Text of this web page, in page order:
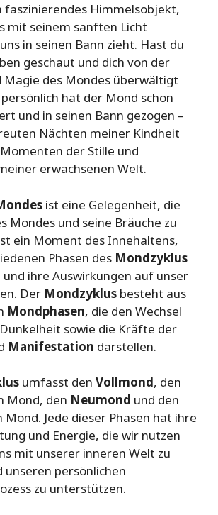
faszinierendes Himmelsobjekt,
mit seinem sanften Licht
in seinen Bann zieht. Hast du
geschaut und dich von der
Magie des Mondes überwältigt
hat der Mond schon
und in seinen Bann gezogen –
Nächten meiner Kindheit
der Stille und
erwachsenen Welt.
ist eine Gelegenheit, die
Mondes und seine Bräuche zu
ein Moment des Innehaltens,
Phasen des Mondzyklus
ihre Auswirkungen auf unser
Der Mondzyklus besteht aus
Mondphasen, die den Wechsel
sowie die Kräfte der
Manifestation darstellen.
umfasst den Vollmond, den
Mond, den Neumond und den
Jede dieser Phasen hat ihre
und Energie, die wir nutzen
mit unserer inneren Welt zu
unseren persönlichen
zu unterstützen.